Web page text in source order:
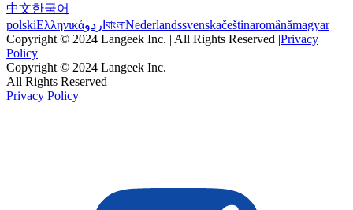
中文한국어
polskiΕλληνικάاردو বাংলাNederlandssvenskačeštinaromânămagyar
Copyright © 2024 Langeek Inc. | All Rights Reserved |Privacy
Policy
Copyright © 2024 Langeek Inc.
All Rights Reserved
Privacy Policy